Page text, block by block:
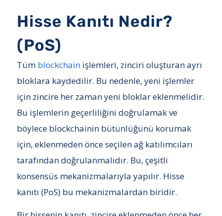
Hisse Kanıtı Nedir?
(PoS)
Tüm blockchainişlemleri, zinciri oluşturan ayrı
bloklara kaydedilir. Bu nedenle, yeni işlemler
için zincire her zaman yeni bloklar eklenmelidir.
Bu işlemlerin geçerliliğini doğrulamak ve
böylece blockchainin bütünlüğünü korumak
için, eklenmeden önce seçilen ağ katılımcıları
tarafından doğrulanmalıdır. Bu, çeşitli
konsensüs mekanizmalarıyla yapılır. Hisse
kanıtı (PoS) bu mekanizmalardan biridir.